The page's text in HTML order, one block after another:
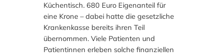
Küchentisch. 680 Euro Eigenanteil für
eine Krone – dabei hatte die gesetzliche
Krankenkasse bereits ihren Teil
übernommen. Viele Patienten und
Patientinnen erleben solche finanziellen